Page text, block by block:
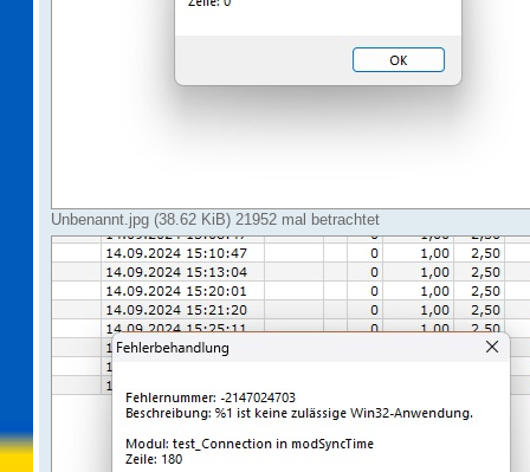
Unbenannt.jpg (38.62 KiB) 21952 mal betrachtet